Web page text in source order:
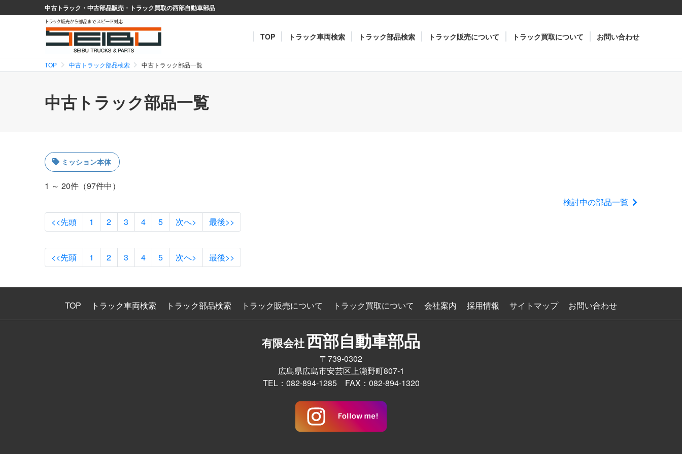
中古トラック・中古部品販売・トラック買取の西部自動車部品
TOP トラック車両検索 トラック部品検索 トラック販売について トラック買取について お問い合わせ
TOP 中古トラック部品検索 中古トラック部品一覧
中古トラック部品一覧
ミッション本体
1 ～ 20件（97件中）
検討中の部品一覧
<<先頭
1 2 3 4 5 次へ> 最後>>
<<先頭 1 2 3 4 5 次へ> 最後>>
TOP トラック車両検索 トラック部品検索 トラック販売について トラック買取について 会社案内 採用情報 サイトマップ お問い合わせ
有限会社西部自動車部品
〒739-0302
広島県広島市安芸区上瀬野町807-1
TEL：082-894-1285 FAX：082-894-1320